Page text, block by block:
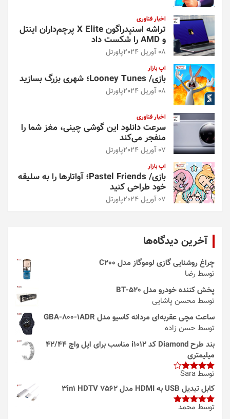
اخبار فناوری
تراشه اسنپدراگون X Elite پرچم‌داران اینتل
و AMD را شکست داد
08 آوریل 2024 پاورتل
اپ بازار
بازی/ Looney Tunes؛ شهری بزرگ بسازید
08 آوریل 2024 پاورتل
اخبار فناوری
سرعت دانلود این گوشی چینی، مغز شما را
منفجر می‌کند
07 آوریل 2024 پاورتل
اپ بازار
بازی/ Pastel Friends؛ آواتارها را به سلیقه
خود طراحی کنید
07 آوریل 2024 پاورتل
آخرین دیدگاه‌ها
چراغ روشنایی گازی لوموگاز مدل C200
توسط رضا
پخش کننده خودرو مدل 520-BT
توسط محسن پاشایی
ساعت مچی عقربه‌ای مردانه کاسیو مدل GBA-800-1ADR
توسط حسن زاده
بند طرح Diamond کد i1012 مناسب برای اپل واچ 42/44
میلیمتری
امتیاز4
از 5
توسط Sara
کابل تبدیل USB به HDMI مدل 3in1 HDTV 7562
امتیاز5از
توسط محمد